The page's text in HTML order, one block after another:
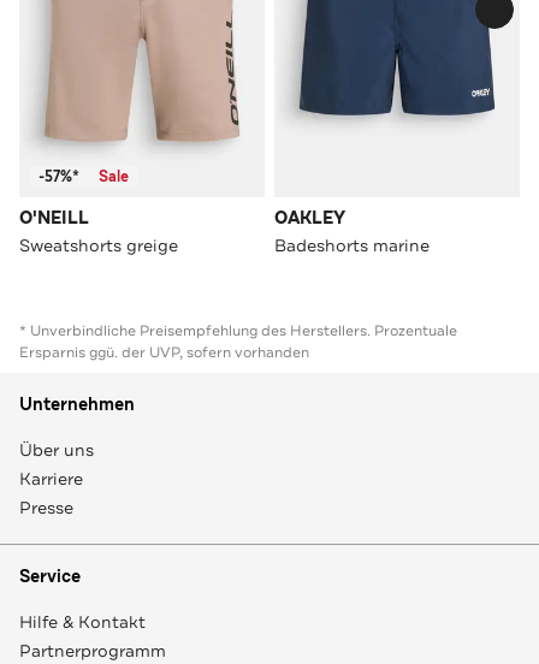
-57%* Sale
O'NEILL
Sweatshorts greige
OAKLEY
Badeshorts marine
* Unverbindliche Preisempfehlung des Herstellers. Prozentuale
Ersparnis ggü. der UVP, sofern vorhanden
Unternehmen
Über uns
Karriere
Presse
Service
Hilfe & Kontakt
Partnerprogramm